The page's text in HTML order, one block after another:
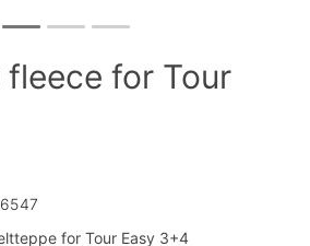
for Tour
for Tour Easy 3+4